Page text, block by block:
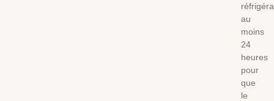
au
moins
24
heures
pour
que
le